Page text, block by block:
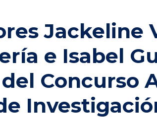
Jackeline
e Isabel
Concurso